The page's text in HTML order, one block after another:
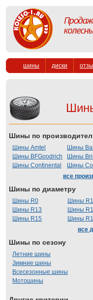
шины диски
Шины по
Шины Amtel
Шины
Шины BFGoodrich
Шины
Шины Continental
Шины
все
Шины по диаметру
Шины R0
Шины
Шины R13
Шины
Шины R15
Шины
все
Шины по сезону
Летние шины
Зимние шины
Всесезонные шины
Мотошины